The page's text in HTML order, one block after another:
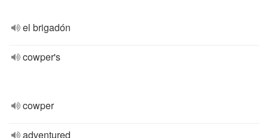
el brigadón
cowper's
cowper
adventured